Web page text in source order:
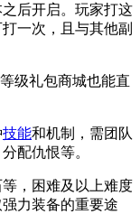
后开启。玩家打这
一次，且与其他副
级礼包商城也能直
技能和机制，需团队
配仇恨等。
，困难及以上难度
力装备的重要途